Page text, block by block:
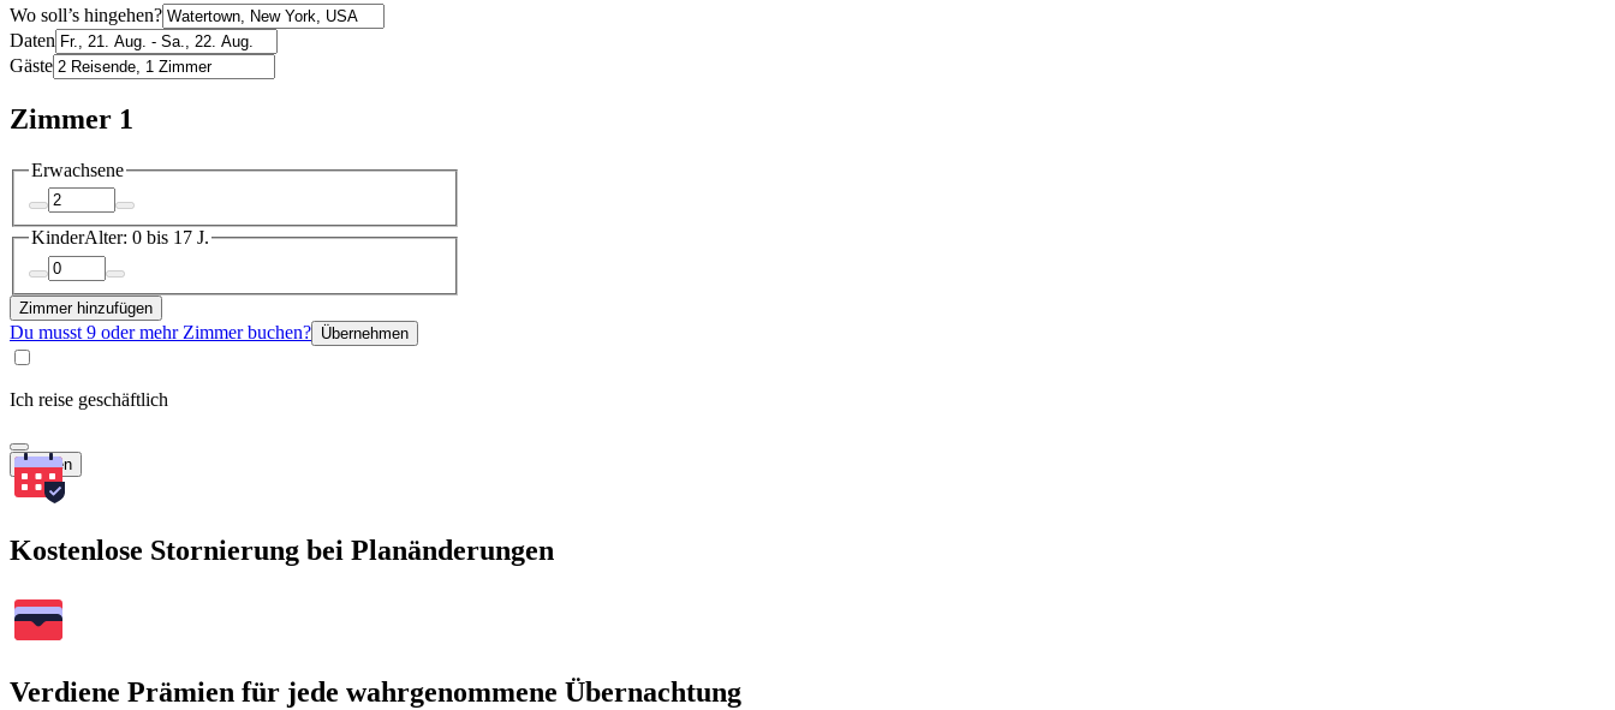
Wo soll’s hingehen?
Daten
Gäste
Zimmer 1
Erwachsene
KinderAlter: 0 bis 17 J.
Zimmer hinzufügen
Du musst 9 oder mehr Zimmer buchen? Übernehmen
Ich reise geschäftlich
Suchen
Kostenlose Stornierung bei Planänderungen
Verdiene Prämien für jede wahrgenommene Übernachtung